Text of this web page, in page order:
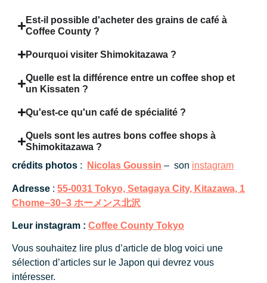
Est-il possible d'acheter des grains de café à
Coffee County ?
Pourquoi visiter Shimokitazawa ?
Quelle est la différence entre un coffee shop et
un Kissaten ?
Qu'est-ce qu'un café de spécialité ?
Quels sont les autres bons coffee shops à
Shimokitazawa ?
crédits photos : Nicolas Goussin – son instagram
Adresse : 55-0031 Tokyo, Setagaya City, Kitazawa, 1
Chome−30−3 ホーメンス北沢
Leur instagram : Coffee County Tokyo
Vous souhaitez lire plus d’article de blog voici une
sélection d’articles sur le Japon qui devrez vous
intéresser.